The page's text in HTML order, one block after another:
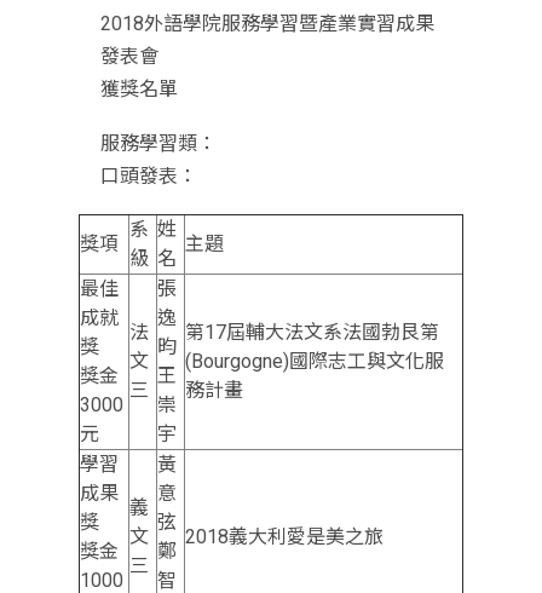
2018外語學院服務學習暨產業實習成果
發表會
獲獎名單
服務學習類：
口頭發表：
獎項
系
級
姓
名
主題
最佳
成就
獎
獎金
3000
元
法
文
三
張
逸
昀
王
崇
宇
第17屆輔大法文系法國勃艮第
(Bourgogne)國際志工與文化服
務計畫
學習
成果
獎
獎金
1000
義
文
三
黃
意
弦
鄭
智
2018義大利愛是美之旅